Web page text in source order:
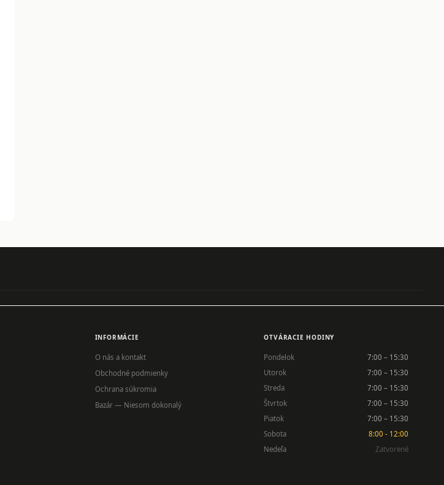
INFORMÁCIE
O nás a kontakt
Obchodné podmienky
Ochrana súkromia
Bazár — Niesom dokonalý
OTVÁRACIE HODINY
Pondelok
7:00 – 15:30
Utorok
7:00 – 15:30
Streda
7:00 – 15:30
Štvrtok
7:00 – 15:30
Piatok
7:00 – 15:30
Sobota
8:00 - 12:00
Nedeľa
Zatvorené